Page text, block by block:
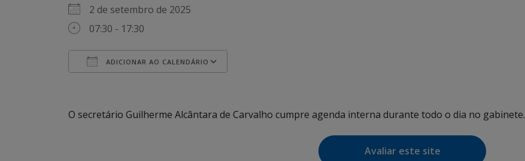
2 de setembro de 2025
07:30 - 17:30
ADICIONAR AO CALENDÁRIO
O secretário Guilherme Alcântara de Carvalho cumpre agenda interna durante todo o dia no gabinete.
Avaliar este site